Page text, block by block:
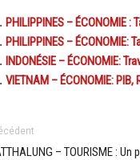
PHILIPPINES – ÉCONOMIE
PHILIPPINES –
INDONÉSIE – ÉCONOMIE:
VIETNAM – ÉCONOMIE:
– TOURISME :